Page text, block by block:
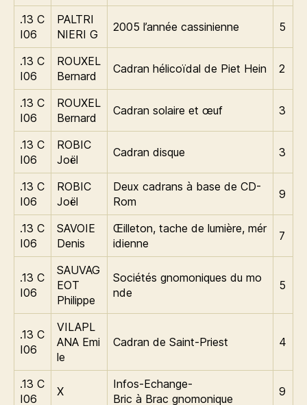
.13 C
I06
PALTRI
NIERI G
2005 l’année cassinienne 5
.13 C
I06
ROUXEL
Bernard
Cadran hélicoïdal de Piet Hein 2
.13 C
I06
ROUXEL
Bernard
Cadran solaire et œuf 3
.13 C
I06
ROBIC
Joël
Cadran disque 3
.13 C
I06
ROBIC
Joël
Deux cadrans à base de CD-
Rom
9
.13 C
I06
SAVOIE
Denis
Œilleton, tache de lumière, mér
idienne
7
.13 C
I06
SAUVAG
EOT
Philippe
Sociétés gnomoniques du mo
nde
5
.13 C
I06
VILAPL
ANA Emi
le
Cadran de Saint-Priest 4
.13 C
I06
X
Infos-Echange-
Bric à Brac gnomonique
9